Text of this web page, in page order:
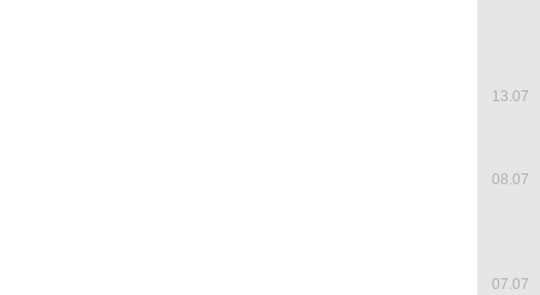
13.07
08.07
07.07